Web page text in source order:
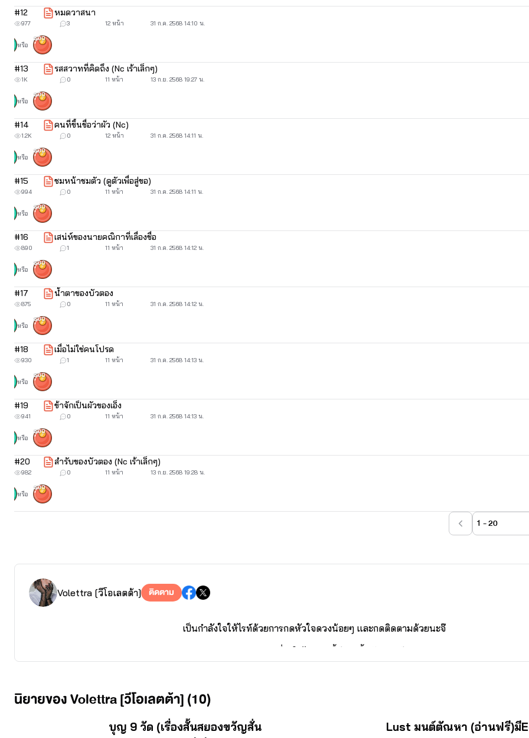
เมื่อจัดการอาบน้ำขัดตัวเรียบร้อยแม่กุหลาบก็เปิดหีบใหญ่เลือกผ้านุ่งมาหลายผืน แม่เยื้อนเลือกสีอ่อนเพราะผิวของบัวตองนั้นค่อนไปทางค
ก็หนาไม่เหมือนแม่หญิง ก็คงเพราะเป็นผู้ชายนั่นแหละ แม่กุหลาบถอนหายใจอีกครั้งเพราะหยิบเอาผืนไหนก็ดูจะเล็กไปเสียทุกผืน
“ตายจริงแม่เยื้อน.. เห็นที่จักไม่มีสไบผืนไหนยาวพอจักห่มอีบัวตองแล้วหนา” แม่กุหลาบก้มลงรื้อหา
“ไม่ต้องสไบดอกแม่กุหลาบ หาผ้าแถบสีหวานพันอกกับผ้านุ่งพันเป็นผ้าถุงก็พอได้ดอก” ยายแจ่มเอ่ย
“เฮ้อ... ตัวไม่ใช่เล็ก ๆ เลยหนาบัวตองเอ๊ย เอ็งทั้งสูงใหญ่ผิดเผ่าพันธุ์เขาหรือไม่นี่ยายแจ่ม” แม่เยื้อนนึกสงสัย ยายแจ่มเคี้ยวหมากพลางยิ้ม
ก่อนจะเอ่ยตอบคนถามอย่างไม่ให้คนตัวโตต้องใจเสีย
“บางคนก็ตัวเล็ก แต่พวกตัวโต ๆ เยี่ยงนี้นะหายาก แลเป็นไปได้ว่าอาจจักมีกลิ่นกายหอมเป็นพิเศษก็ได้ดอกหนาบัวตอง ยอดอกของเองก็เ
เอวของเอ็งก็คอดกิ่วรับสะโพกผายเยี่ยงนั้น ข้าว่าเอ็งก็มีความงามในแบบของเอ็ง” ยายแจ่มเอ่ยชมกันซึ่งหน้าให้บัวตองยกยิ้มแก้มแดงด้วย
ขวยเขินและดีใจ
เรือนร่างอวบอิ่มแน่นไปด้วยกล้ามเนื้อบางของบัวตาต้องตาผู้ชายหลายคน ดวงตาสีอำพันของบัวตองทำให้หลายคนเริ่มคาดเดาในความคิ
เป็นเพศพิเศษ รูปร่างหนาที่เอวคอดเล็กกิ่วเท่าเด็กที่เพิ่งแตกเนื้อสาวพาให้หลายคนจับตามอง ที่โรงชำเราบุรุษสิ่งที่หาได้ยากคือนายคณิกา
มากมักผูกขาดเลี้ยงเป็นลูกหาบลูกสวาทออกหน้ากันส่วนมาก ครั้นใครใคร่จะลิ้มลองจึงมีราคาแพงหากไม่เลี้ยงดูไว้ในเรือน
“นี่.. นั่งกับฉันสักประเดี๋ยวเถิดพ่อคุณ งามคมขำเยี่ยงนี้ราคากี่อัฐกัน” นายช้างเจ้าท่าโรงสีข้าวคว้าจับยึดข้อมือเล็กของบัวตองเอาไว้ ดวงต
ทอประกายเขินเช่นเด็กสาวแม้จะยื้อข้อมือกลับแต่หาได้หลุดจากการยื้อยึดเอาไว้
“ว่าเยี่ยงไร ชื่อของเอ็ง” ชายร่างสันทัดสวมทองเส้นใหญ่เอ่ยถามอีกครั้ง
“บัวตอง ชื่อของมัน” แม่กุหลาบตอบแทนอย่างเอาใจ
“บัวตอง.. ชื่อน่าจักหอมหวาน” เขายิ้มกริ่มเมื่อนึกถึงความหวาน
“กี่อัฐกันแม่กุหลาบ” นายช้างเอ่ยถามอีกครั้ง
“ยังมิขายดอกเจ้าค่ะ อีบัวตองมันยังใหม่อยู่มิรู้ประสา”
เสียงของเหล่าผู้ชายพาให้บัวตองรู้สึกเขินอายด้วยหัวใจพองโต
#12 หมดวาสนา
977 3 12 หน้า 31 ก.ค. 2568 14:10 น.
หรือ
500
#13 รสสวาทที่คิดถึง (Nc เร้าเล็กๆ)
1K 0 11 หน้า 13 ก.ย. 2568 19:27 น.
หรือ
500
#14 คนที่ขึ้นชื่อว่าผัว (Nc)
1.2K 0 12 หน้า 31 ก.ค. 2568 14:11 น.
หรือ
500
#15 ชมหน้าชมตัว (ดูตัวเพื่อสู่ขอ)
994 0 11 หน้า 31 ก.ค. 2568 14:11 น.
หรือ
500
#16 เสน่ห์ของนายคณิกาที่เลื่องชื่อ
890 1 11 หน้า 31 ก.ค. 2568 14:12 น.
หรือ
500
#17 น้ำตาของบัวตอง
875 0 11 หน้า 31 ก.ค. 2568 14:12 น.
หรือ
500
#18 เมื่อไม่ใช่คนโปรด
930 1 11 หน้า 31 ก.ค. 2568 14:13 น.
หรือ
500
#19 ข้าจักเป็นผัวของเอ็ง
941 0 11 หน้า 31 ก.ค. 2568 14:13 น.
หรือ
500
#20 สำรับของบัวตอง (Nc เร้าเล็กๆ)
982 0 11 หน้า 13 ก.ย. 2568 19:28 น.
หรือ
500
1 - 20
Volettra [วีโอเลตต้า] ติดตาม
เป็นกำลังใจให้ไรท์ด้วยการกดหัวใจดวงน้อยๆ และกดติดตามด้วยนะจ๊
**งานเขียนที่อัพลงของไรท์คืองานเขียนที่เขียนจบแล้วทุกเรื่องน๊า**
นิยายของ Volettra [วีโอเลตต้า] (10)
บุญ 9 วัด (เรื่องสั้นสยองขวัญสั่น
Lust มนต์ตัณหา (อ่านฟรี)มี